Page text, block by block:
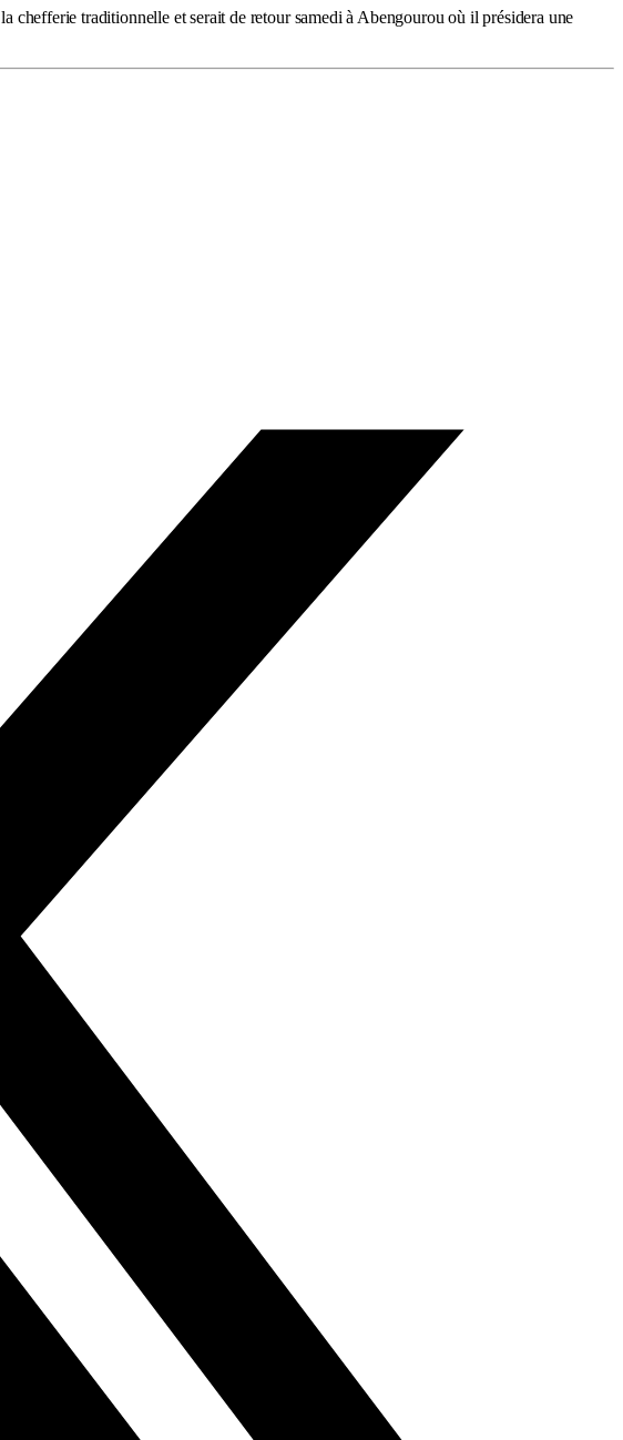
la chefferie traditionnelle et serait de retour samedi à Abengourou où il présidera une